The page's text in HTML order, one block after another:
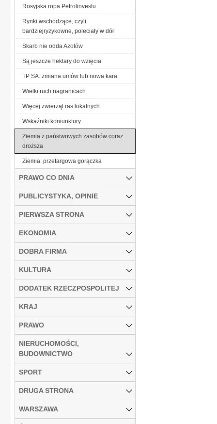
Rosyjska ropa Petrolinvestu
Rynki wschodzące, czyli
bardziejryzykowne, poleciały w dół
Skarb nie odda Azotów
Są jeszcze hektary do wzięcia
TP SA: zmiana umów lub nowa kara
Wielki ruch nagranicach
Więcej zwierząt ras lokalnych
Wskaźniki koniunktury
Ziemia z państwowych zasobów coraz
droższa
Ziemia: przetargowa gorączka
PRAWO CO DNIA
PUBLICYSTYKA, OPINIE
PIERWSZA STRONA
EKONOMIA
DOBRA FIRMA
KULTURA
DODATEK RZECZPOSPOLITEJ
KRAJ
PRAWO
NIERUCHOMOŚCI,
BUDOWNICTWO
SPORT
DRUGA STRONA
WARSZAWA